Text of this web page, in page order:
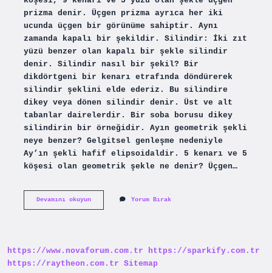
prizma denir. Üçgen prizma ayrıca her iki
ucunda üçgen bir görünüme sahiptir. Aynı
zamanda kapalı bir şekildir. Silindir: İki zıt
yüzü benzer olan kapalı bir şekle silindir
denir. Silindir nasıl bir şekil? Bir
dikdörtgeni bir kenarı etrafında döndürerek
silindir şeklini elde ederiz. Bu silindire
dikey veya dönen silindir denir. Üst ve alt
tabanlar dairelerdir. Bir soba borusu dikey
silindirin bir örneğidir. Ayın geometrik şekli
neye benzer? Gelgitsel genleşme nedeniyle
Ay’ın şekli hafif elipsoidaldir. 5 kenarı ve 5
köşesi olan geometrik şekle ne denir? Üçgen…
Devamını okuyunSilindir
Yorum Bırak
https://www.novaforum.com.tr
https://sparkify.com.tr
https://raytheon.com.tr Sitemap